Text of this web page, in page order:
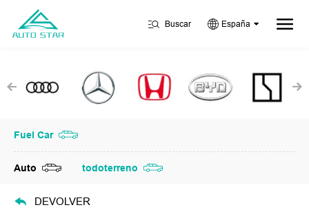
Buscar España
Fuel Car
Auto todoterreno
DEVOLVER